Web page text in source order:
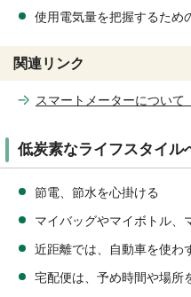
使用電気量を把握するため
関連リンク
スマートメーターについて
低炭素なライフスタイル
節電、節水を心掛ける
マイバッグやマイボトル、
近距離では、自動車を使わ
宅配便は、予め時間や場所